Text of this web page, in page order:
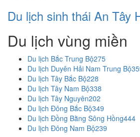
Du lịch sinh thái An Tây
Du lịch vùng miền
Du lịch Bắc Trung Bộ275
Du lịch Duyên Hải Nam Trung Bộ
Du lịch Tây Bắc Bộ228
Du lịch Tây Nam Bộ338
Du lịch Tây Nguyên202
Du lịch Đông Bắc Bộ349
Du lịch Đồng Bằng Sông Hồng444
Du lịch Đông Nam Bộ239